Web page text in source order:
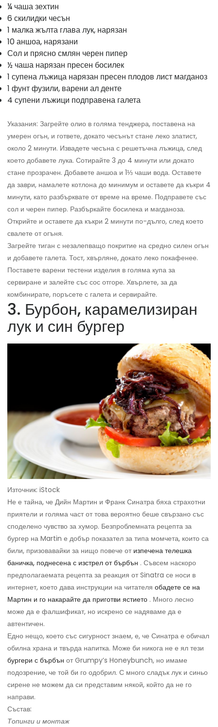
¼ чаша зехтин
6 скилидки чесън
1 малка жълта глава лук, нарязан
10 аншоа, нарязани
Сол и прясно смлян черен пипер
½ чаша нарязан пресен босилек
1 супена лъжица нарязан пресен плодов лист магданоз
1 фунт фузили, варени ал денте
4 супени лъжици подправена галета
Указания: Загрейте олио в голяма тенджера, поставена на
умерен огън, и гответе, докато чесънът стане леко златист,
около 2 минути. Извадете чесъна с решетъчна лъжица, след
което добавете лука. Сотирайте 3 до 4 минути или докато
стане прозрачен. Добавете аншоа и 1⅓ чаши вода. Оставете
да заври, намалете котлона до минимум и оставете да къкри 4
минути, като разбърквате от време на време. Подправете със
сол и черен пипер. Разбъркайте босилека и магданоза.
Открийте и оставете да къкри 2 минути по-дълго, след което
свалете от огъня.
Загрейте тиган с незалепващо покритие на средно силен огън
и добавете галета. Тост, хвърляне, докато леко покафенее.
Поставете варени тестени изделия в голяма купа за
сервиране и залейте със сос отгоре. Хвърлете, за да
комбинирате, поръсете с галета и сервирайте.
3. Бурбон, карамелизиран
лук и син бургер
Източник: iStock
Не е тайна, че Дийн Мартин и Франк Синатра бяха страхотни
приятели и голяма част от това вероятно беше свързано със
споделено чувство за хумор. Безпроблемната рецепта за
бургер на Martin е добър показател за типа момчета, които са
били, призовавайки за нищо повече от изпечена телешка
баничка, поднесена с изстрел от бърбън . Съвсем наскоро
предполагаемата рецепта за реакция от Sinatra се носи в
интернет, което дава инструкции на читателя обадете се на
Мартин и го накарайте да приготви ястието . Много лесно
може да е фалшификат, но искрено се надяваме да е
автентичен.
Едно нещо, което със сигурност знаем, е, че Синатра е обичал
обилна храна и твърда напитка. Може би никога не е ял тези
бургери с бърбън от Grumpy’s Honeybunch, но имаме
подозрение, че той би го одобрил. С много сладък лук и синьо
сирене не можем да си представим някой, който да не го
направи.
Състав:
Топинги и монтаж